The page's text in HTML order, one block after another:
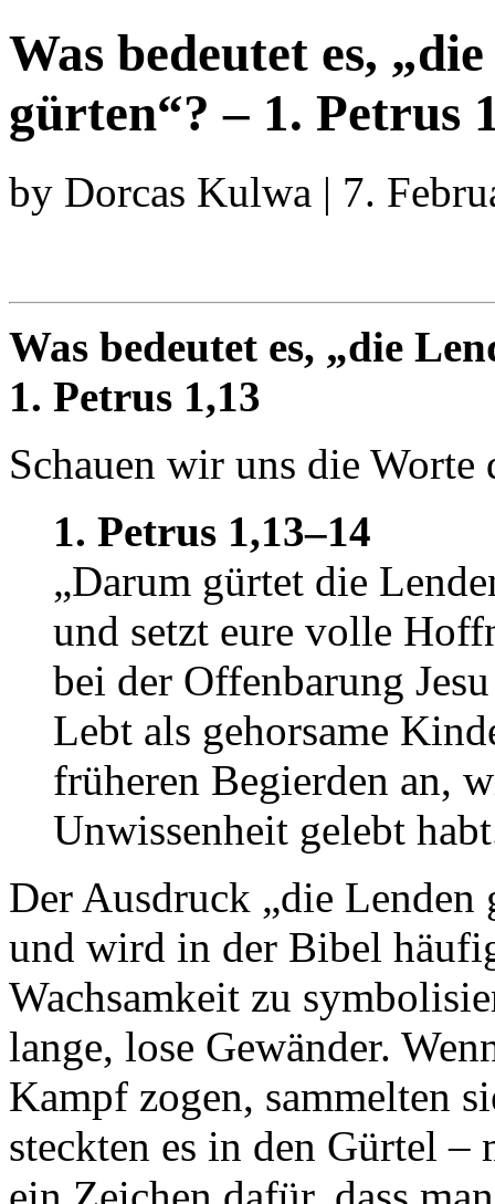
Was bedeutet es,
gürten“? – 1. Petrus
by Dorcas Kulwa | 7.
Was bedeutet es, „die
1. Petrus 1,13
Schauen wir uns die Worte
1. Petrus 1,13–14
„Darum gürtet die
und setzt eure volle
bei der Offenbarung
Lebt als gehorsame
früheren Begierden an,
Unwissenheit gelebt
Der Ausdruck „die Lenden
und wird in der Bibel
Wachsamkeit zu
lange, lose Gewänder.
Kampf zogen, sammelten
steckten es in den Gürtel –